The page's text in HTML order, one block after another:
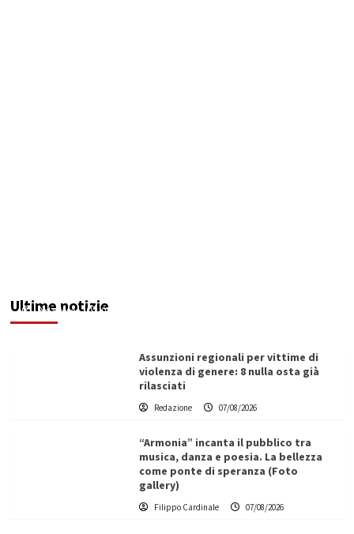
Ultime notizie
Redazione 07/08/2026
Assunzioni regionali per vittime di
violenza di genere: 8 nulla osta già
rilasciati
Redazione 07/08/2026
“Armonia” incanta il pubblico tra
musica, danza e poesia. La bellezza
come ponte di speranza (Foto
gallery)
Filippo Cardinale 07/08/2026